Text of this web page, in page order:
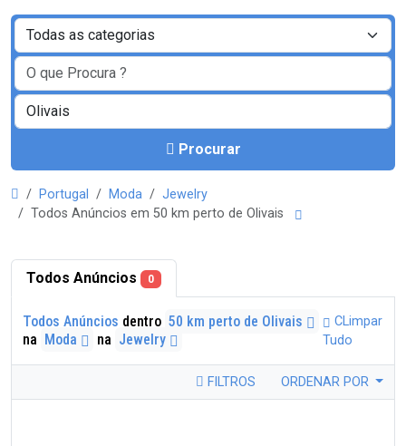
Procurar
Portugal Moda
Jewelry
Todos Anúncios em 50 km perto de Olivais
Todos Anúncios 0
Todos Anúncios dentro 50 km perto de Olivais
na Moda na Jewelry
CLimpar
Tudo
FILTROS ORDENAR POR